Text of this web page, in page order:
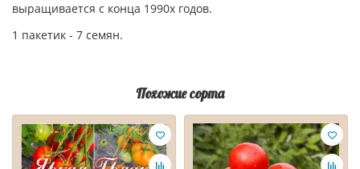
выращивается с конца 1990х годов.
1 пакетик - 7 семян.
Похожие сорта